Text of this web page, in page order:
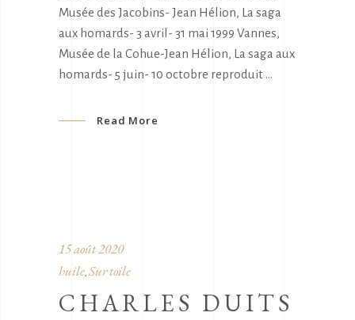
Musée des Jacobins- Jean Hélion, La saga
aux homards- 3 avril- 31 mai 1999 Vannes,
Musée de la Cohue-Jean Hélion, La saga aux
homards- 5 juin- 10 octobre reproduit
Read More
15 août 2020
huile, Sur toile
CHARLES DUITS